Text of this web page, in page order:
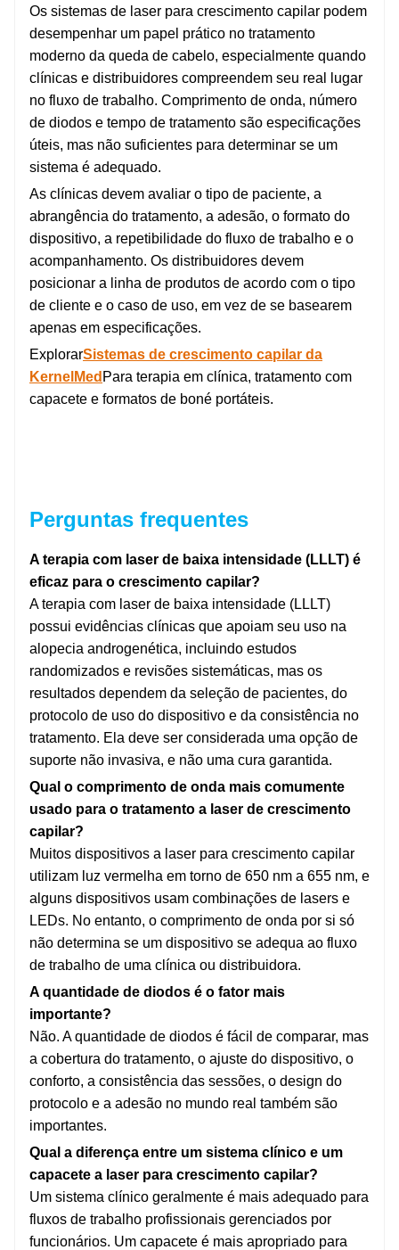
Os sistemas de laser para crescimento capilar podem
desempenhar um papel prático no tratamento
moderno da queda de cabelo, especialmente quando
clínicas e distribuidores compreendem seu real lugar
no fluxo de trabalho. Comprimento de onda, número
de diodos e tempo de tratamento são especificações
úteis, mas não suficientes para determinar se um
sistema é adequado.
As clínicas devem avaliar o tipo de paciente, a
abrangência do tratamento, a adesão, o formato do
dispositivo, a repetibilidade do fluxo de trabalho e o
acompanhamento. Os distribuidores devem
posicionar a linha de produtos de acordo com o tipo
de cliente e o caso de uso, em vez de se basearem
apenas em especificações.
ExplorarSistemas de crescimento capilar da
KernelMed Para terapia em clínica, tratamento com
capacete e formatos de boné portáteis.
Perguntas frequentes
A terapia com laser de baixa intensidade (LLLT) é
eficaz para o crescimento capilar?
A terapia com laser de baixa intensidade (LLLT)
possui evidências clínicas que apoiam seu uso na
alopecia androgenética, incluindo estudos
randomizados e revisões sistemáticas, mas os
resultados dependem da seleção de pacientes, do
protocolo de uso do dispositivo e da consistência no
tratamento. Ela deve ser considerada uma opção de
suporte não invasiva, e não uma cura garantida.
Qual o comprimento de onda mais comumente
usado para o tratamento a laser de crescimento
capilar?
Muitos dispositivos a laser para crescimento capilar
utilizam luz vermelha em torno de 650 nm a 655 nm, e
alguns dispositivos usam combinações de lasers e
LEDs. No entanto, o comprimento de onda por si só
não determina se um dispositivo se adequa ao fluxo
de trabalho de uma clínica ou distribuidora.
A quantidade de diodos é o fator mais
importante?
Não. A quantidade de diodos é fácil de comparar, mas
a cobertura do tratamento, o ajuste do dispositivo, o
conforto, a consistência das sessões, o design do
protocolo e a adesão no mundo real também são
importantes.
Qual a diferença entre um sistema clínico e um
capacete a laser para crescimento capilar?
Um sistema clínico geralmente é mais adequado para
fluxos de trabalho profissionais gerenciados por
funcionários. Um capacete é mais apropriado para